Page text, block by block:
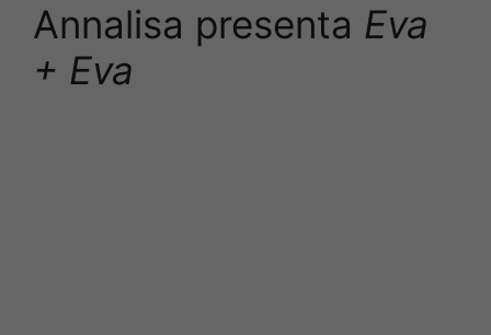
Annalisa presenta Eva
+ Eva